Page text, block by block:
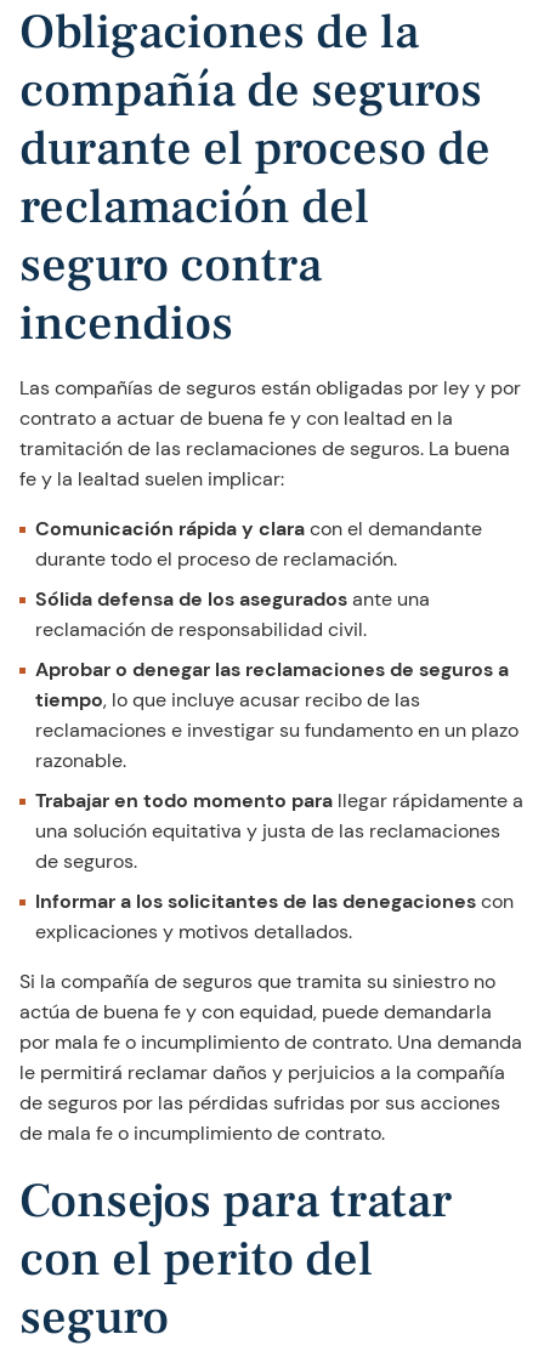
Obligaciones de la
compañía de seguros
durante el proceso de
reclamación del
seguro contra
incendios
Las compañías de seguros están obligadas por ley y por
contrato a actuar de buena fe y con lealtad en la
tramitación de las reclamaciones de seguros. La buena
fe y la lealtad suelen implicar:
Comunicación rápida y claracon el demandante
durante todo el proceso de reclamación.
Sólida defensa de los aseguradosante una
reclamación de responsabilidad civil.
Aprobar o denegar las reclamaciones de seguros a
tiempo, lo que incluye acusar recibo de las
reclamaciones e investigar su fundamento en un plazo
razonable.
Trabajar en todo momento para llegar rápidamente a
una solución equitativa y justa de las reclamaciones
de seguros.
Informar a los solicitantes de las denegacionescon
explicaciones y motivos detallados.
Si la compañía de seguros que tramita su siniestro no
actúa de buena fe y con equidad, puede demandarla
por mala fe o incumplimiento de contrato. Una demanda
le permitirá reclamar daños y perjuicios a la compañía
de seguros por las pérdidas sufridas por sus acciones
de mala fe o incumplimiento de contrato.
Consejos para tratar
con el perito del
seguro